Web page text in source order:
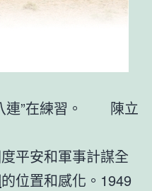
連”在練習。 陳立
平安和軍事計謀全
的位置和感化。1949